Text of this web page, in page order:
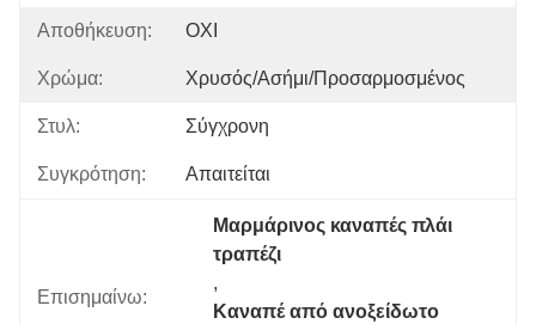
Αποθήκευση: ΟΧΙ
Χρώμα: Χρυσός/ασήμι/προσαρμοσμένος
Στυλ: Σύγχρονη
Συγκρότηση: Απαιτείται
Επισημαίνω:
Μαρμάρινος καναπές πλάι
τραπέζι
,
Καναπέ από ανοξείδωτο